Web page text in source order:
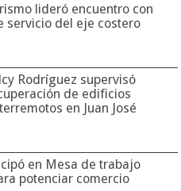
lideró encuentro con
servicio del eje costero
Rodríguez supervisó
de edificios
en Juan José
en Mesa de trabajo
potenciar comercio